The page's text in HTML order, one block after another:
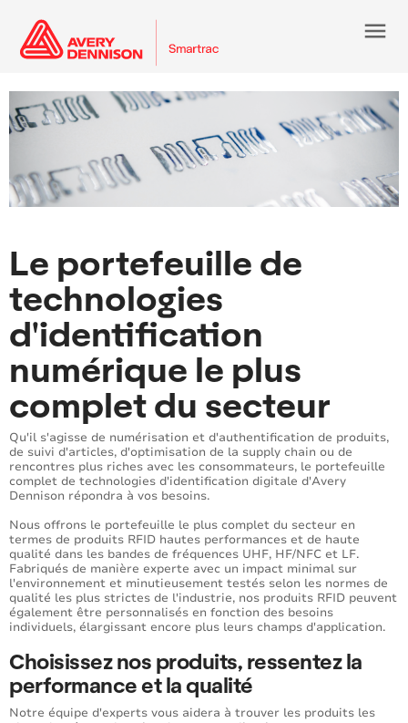
menu
Le portefeuille de
technologies
d'identification
numérique le plus
complet du secteur
Qu'il s'agisse de numérisation et d'authentification de produits,
de suivi d'articles, d'optimisation de la supply chain ou de
rencontres plus riches avec les consommateurs, le portefeuille
complet de technologies d'identification digitale d'Avery
Dennison répondra à vos besoins.
Nous offrons le portefeuille le plus complet du secteur en
termes de produits RFID hautes performances et de haute
qualité dans les bandes de fréquences UHF, HF/NFC et LF.
Fabriqués de manière experte avec un impact minimal sur
l'environnement et minutieusement testés selon les normes de
qualité les plus strictes de l'industrie, nos produits RFID peuvent
également être personnalisés en fonction des besoins
individuels, élargissant encore plus leurs champs d'application.
Choisissez nos produits, ressentez la
performance et la qualité
Notre équipe d'experts vous aidera à trouver les produits les